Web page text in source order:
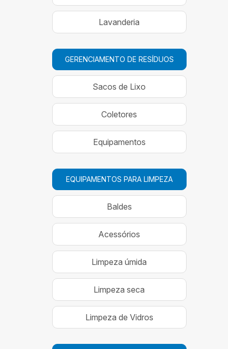
Lavanderia
GERENCIAMENTO DE RESÍDUOS
Sacos de Lixo
Coletores
Equipamentos
EQUIPAMENTOS PARA LIMPEZA
Baldes
Acessórios
Limpeza úmida
Limpeza seca
Limpeza de Vidros